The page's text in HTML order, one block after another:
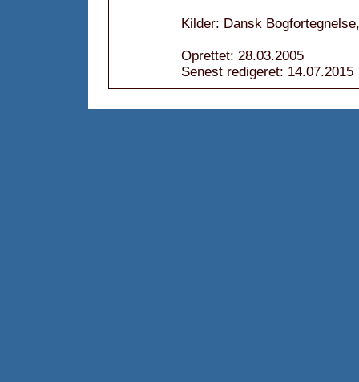
Kilder: Dansk
Oprettet: 28.03.2005
Senest redigeret: 14.07.2015